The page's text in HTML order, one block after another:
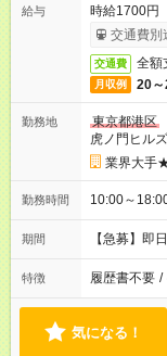
給与
時給1700円
交通費別
交通費 全額
月収例 20～
勤務地
東京都港区
虎ノ門ヒル
業界大手
勤務時間 10:00～
期間 【急募】
特徴 履歴書不要 /
気になる！